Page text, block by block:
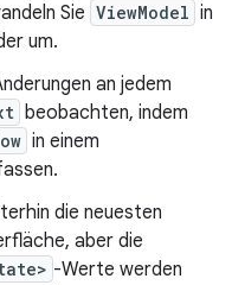
Sie ViewModel in
um.
an jedem
beobachten, indem
in einem
die neuesten
aber die
-Werte werden